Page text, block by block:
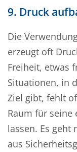
9. Druck
Die
erzeugt oft
Freiheit, etwas
Situationen, in
Ziel gibt, fehlt
Raum für seine
lassen. Es geht
aus